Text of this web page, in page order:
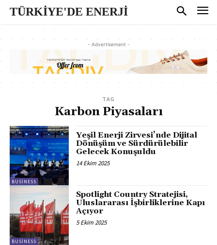
TÜRKİYE'DE ENERJİ
- Advertisement -
TAG
Karbon Piyasaları
BUSINESS
Yeşil Enerji Zirvesi’nde Dijital
Dönüşüm ve Sürdürülebilir
Gelecek Konuşuldu
14 Ekim 2025
BUSINESS
Spotlight Country Stratejisi,
Uluslararası İşbirliklerine Kapı
Açıyor
5 Ekim 2025